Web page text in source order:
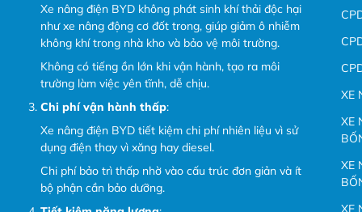
Xe nâng điện BYD không phát sinh khí thải độc hại
như xe nâng động cơ đốt trong, giúp giảm ô nhiễm
không khí trong nhà kho và bảo vệ môi trường.
Không có tiếng ồn lớn khi vận hành, tạo ra môi
trường làm việc yên tĩnh, dễ chịu.
Chi phí vận hành thấp:
Xe nâng điện BYD tiết kiệm chi phí nhiên liệu vì sử
dụng điện thay vì xăng hay diesel.
Chi phí bảo trì thấp nhờ vào cấu trúc đơn giản và ít
bộ phận cần bảo dưỡng.
XE
XE
XE
XE